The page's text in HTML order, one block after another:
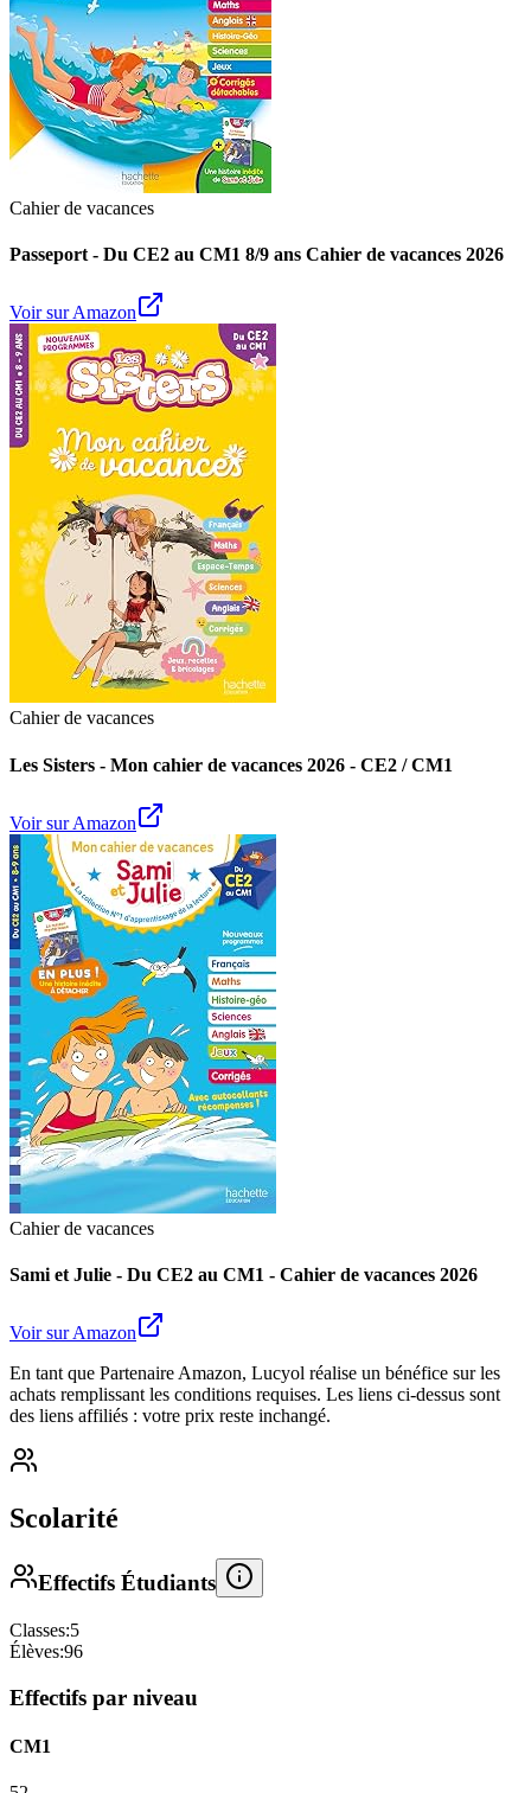
Cahier de vacances
Passeport - Du CE2 au CM1 8/9 ans Cahier de vacances 2026
Voir sur Amazon
Cahier de vacances
Les Sisters - Mon cahier de vacances 2026 - CE2 / CM1
Voir sur Amazon
Cahier de vacances
Sami et Julie - Du CE2 au CM1 - Cahier de vacances 2026
Voir sur Amazon
En tant que Partenaire Amazon, Lucyol réalise un bénéfice sur les
achats remplissant les conditions requises. Les liens ci-dessus sont
des liens affiliés : votre prix reste inchangé.
Scolarité
Effectifs Étudiants
Classes:5
Élèves:96
Effectifs par niveau
CM1